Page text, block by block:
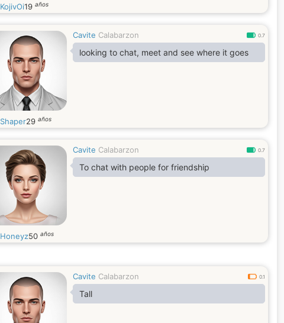
KojivOi19 años
Cavite Calabarzon 0.7
looking to chat, meet and see where it goes
Shaper29 años
Cavite Calabarzon 0.7
To chat with people for friendship
Honeyz50 años
Cavite Calabarzon 0.1
Tall